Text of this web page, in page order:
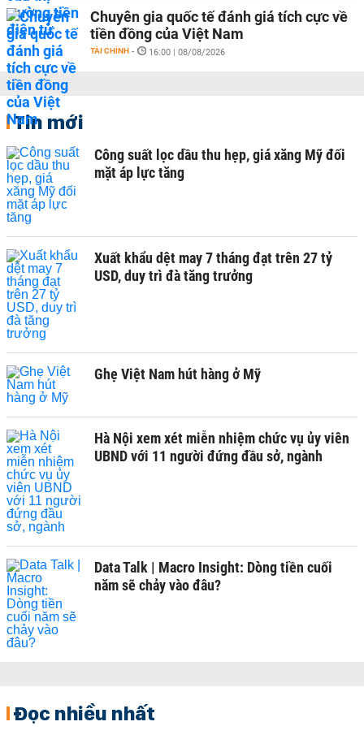
Chuyên gia quốc tế đánh giá tích cực về
tiền đồng của Việt Nam
TÀI CHÍNH - 16:00 | 08/08/2026
Tin mới
Công suất lọc dầu thu hẹp, giá xăng Mỹ đối
mặt áp lực tăng
Xuất khẩu dệt may 7 tháng đạt trên 27 tỷ
USD, duy trì đà tăng trưởng
Ghẹ Việt Nam hút hàng ở Mỹ
Hà Nội xem xét miễn nhiệm chức vụ ủy viên
UBND với 11 người đứng đầu sở, ngành
Data Talk | Macro Insight: Dòng tiền cuối
năm sẽ chảy vào đâu?
Đọc nhiều nhất